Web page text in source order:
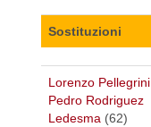
Sostituzioni
Lorenzo Pellegrini
Pedro Rodriguez
Ledesma (62)